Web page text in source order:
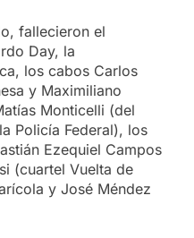
fallecieron el
Day, la
los cabos Carlos
y Maximiliano
Monticelli (del
Policía Federal), los
Ezequiel Campos
(cuartel Vuelta de
y José Méndez